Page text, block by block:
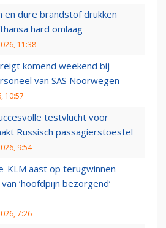
en dure brandstof drukken
hard omlaag
11:38
komend weekend bij
van SAS Noorwegen
10:57
testvlucht voor
Russisch passagierstoestel
9:54
KLM aast op terugwinnen
‘hoofdpijn bezorgend’
7:26